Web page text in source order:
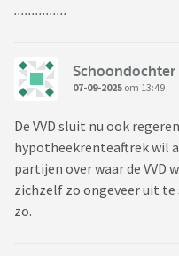
...............
Schoondochter
07-09-2025 om 13:49
De VVD sluit nu ook
hypotheekrenteaftrek wil
partijen over waar de VVD
zichzelf zo ongeveer uit
zo.